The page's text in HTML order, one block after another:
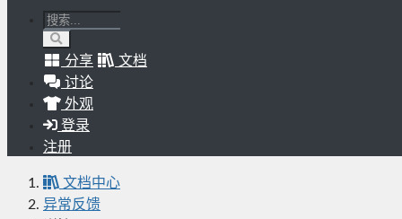
分享
文档
讨论
外观
登录
注册
文档中心
异常反馈